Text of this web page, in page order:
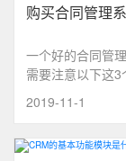
购买合同管理
一个好的合同管
需要注意以下这3
2019-11-1